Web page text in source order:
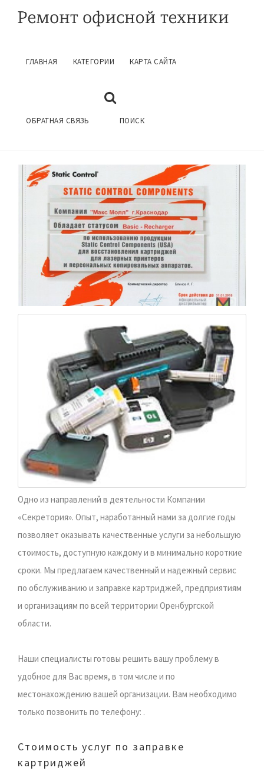
ГЛАВНАЯ КАТЕГОРИИ КАРТА САЙТА
ОБРАТНАЯ СВЯЗЬ ПОИСК
ЗАПРАВКА КАРТРИДЖЕЙ СТОИМОСТЬ
ЗАПРАВКА КАРТРИДЖЕЙ
Одно из направлений в деятельности Компании
«Секретория». Опыт, наработанный нами за долгие годы
позволяет оказывать качественные услуги за небольшую
стоимость, доступную каждому и в минимально короткие
сроки. Мы предлагаем качественный и надежный сервис
по обслуживанию и заправке картриджей, предприятиям
и организациям по всей территории Оренбургской
области.
Наши специалисты готовы решить вашу проблему в
удобное для Вас время, в том числе и по
местонахождению вашей организации. Вам необходимо
только позвонить по телефону: .
Стоимость услуг по заправке
картриджей